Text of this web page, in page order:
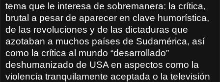
tema que le interesa de sobremanera: la crítica,
brutal a pesar de aparecer en clave humorística,
de las revoluciones y de las dictaduras que
azotaban a muchos países de Sudamérica, así
como la crítica al mundo “desarrollado”
deshumanizado de USA en aspectos como la
violencia tranquilamente aceptada o la televisión